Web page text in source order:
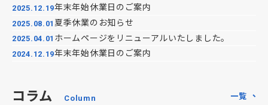
2025.12.19年末年始休業日のご案内
2025.08.01 夏季休業のお知らせ
2025.04.01 ホームページをリニューアルいたしました。
2024.12.19年末年始休業日のご案内
コラム 一覧